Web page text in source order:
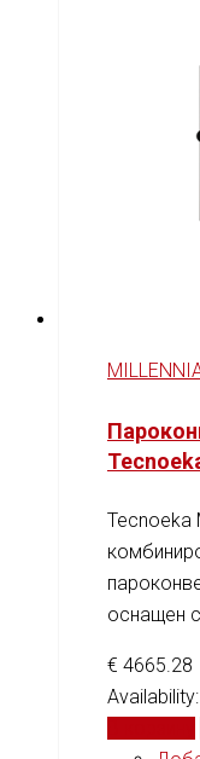
Tecnoeka
оснащен
€ 4665.28
Availability: